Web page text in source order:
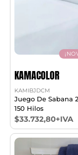
KAMACOLOR
KAMIBJDCM
Juego De Sabana 2 1/2 Pl
150 Hilos
$33.732,80+IVA